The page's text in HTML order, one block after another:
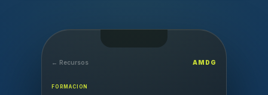
← Recursos AMDG
FORMACION